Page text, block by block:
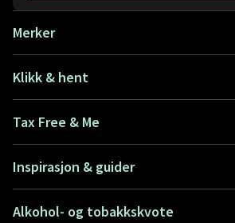
Merker
Klikk & hent
Tax Free & Me
Inspirasjon & guider
Alkohol- og tobakkskvote